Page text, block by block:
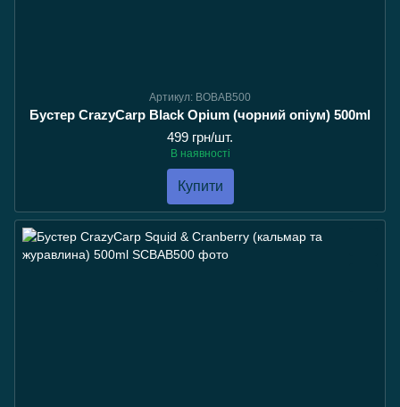
Артикул: BOBAB500
Бустер CrazyCarp Black Opium (чорний опіум) 500ml
499 грн/шт.
В наявності
Купити